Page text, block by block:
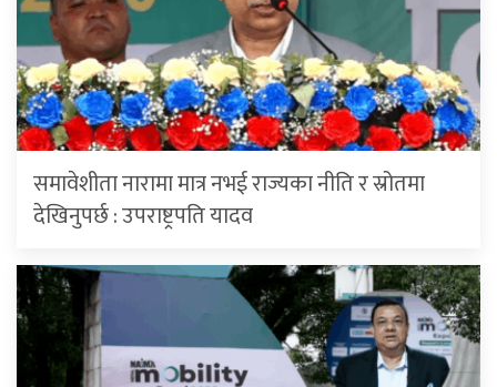
समावेशीता नारामा मात्र नभई राज्यका नीति र स्रोतमा
देखिनुपर्छ : उपराष्ट्रपति यादव